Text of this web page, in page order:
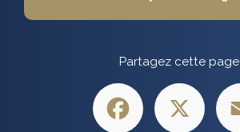
Partagez cette page
Facebook